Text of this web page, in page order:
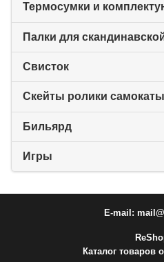
Термосумки и
Палки для
Свисток
Бильярд
Игры
E-mail:
Каталог товаров